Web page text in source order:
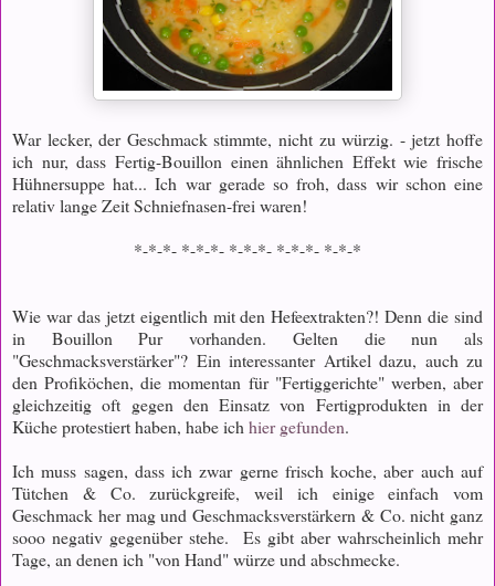
War lecker, der Geschmack stimmte, nicht zu würzig. - jetzt hoffe
ich nur, dass Fertig-Bouillon einen ähnlichen Effekt wie frische
Hühnersuppe hat... Ich war gerade so froh, dass wir schon eine
relativ lange Zeit Schniefnasen-frei waren!
*-*-*- *-*-*- *-*-*- *-*-*- *-*-*
Wie war das jetzt eigentlich mit den Hefeextrakten?! Denn die sind
in Bouillon Pur vorhanden. Gelten die nun als
"Geschmacksverstärker"? Ein interessanter Artikel dazu, auch zu
den Profiköchen, die momentan für "Fertiggerichte" werben, aber
gleichzeitig oft gegen den Einsatz von Fertigprodukten in der
Küche protestiert haben, habe ichhier gefunden.
Ich muss sagen, dass ich zwar gerne frisch koche, aber auch auf
Tütchen & Co. zurückgreife, weil ich einige einfach vom
Geschmack her mag und Geschmacksverstärkern & Co. nicht ganz
sooo negativ gegenüber stehe. Es gibt aber wahrscheinlich mehr
Tage, an denen ich "von Hand" würze und abschmecke.